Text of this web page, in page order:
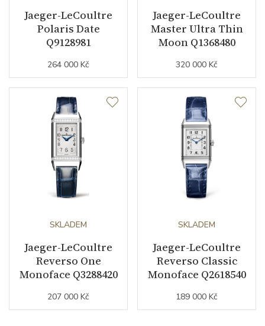
Jaeger-LeCoultre
Polaris Date
Q9128981
264 000 Kč
Jaeger-LeCoultre
Master Ultra Thin
Moon Q1368480
320 000 Kč
SKLADEM
Jaeger-LeCoultre
Reverso One
Monoface Q3288420
207 000 Kč
SKLADEM
Jaeger-LeCoultre
Reverso Classic
Monoface Q2618540
189 000 Kč